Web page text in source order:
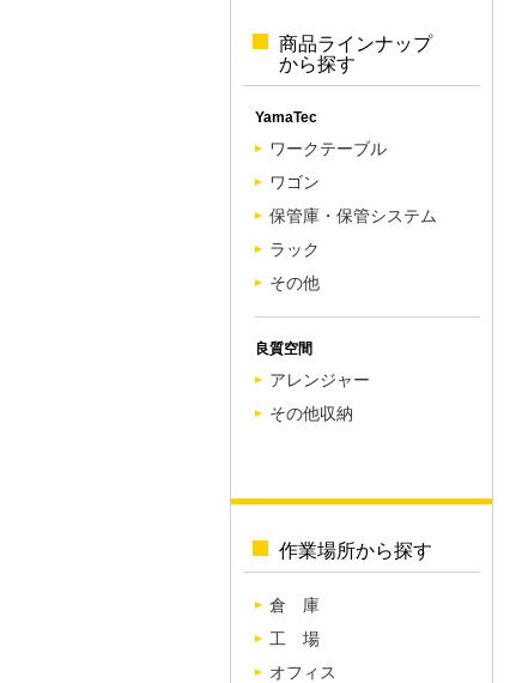
商品ラインナップ
から探す
YamaTec
ワークテーブル
ワゴン
保管庫・保管システム
ラック
その他
良質空間
アレンジャー
その他収納
作業場所から探す
倉 庫
工 場
オフィス